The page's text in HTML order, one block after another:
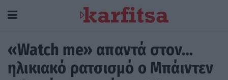
«Watch me» απαντά στον…
ηλικιακό ρατσισμό ο Μπάιντεν